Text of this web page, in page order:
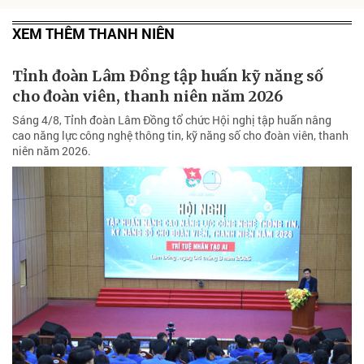
XEM THÊM THANH NIÊN
Tỉnh đoàn Lâm Đồng tập huấn kỹ năng số
cho đoàn viên, thanh niên năm 2026
Sáng 4/8, Tỉnh đoàn Lâm Đồng tổ chức Hội nghị tập huấn nâng
cao năng lực công nghệ thông tin, kỹ năng số cho đoàn viên, thanh
niên năm 2026.